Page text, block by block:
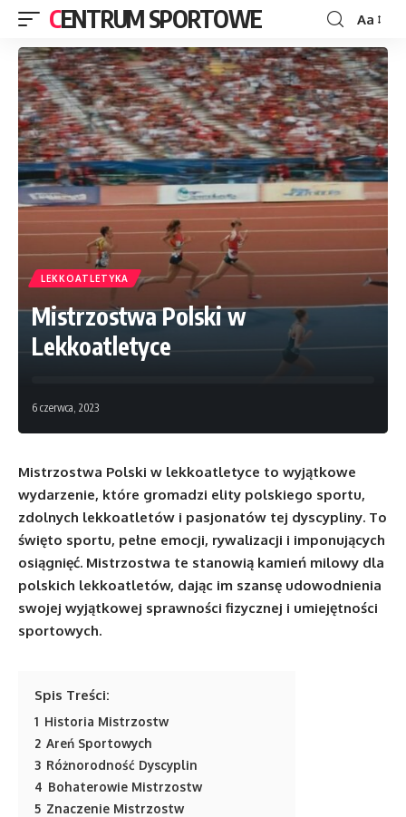
CENTRUM SPORTOWE Aa
LEKKOATLETYKA
Mistrzostwa Polski w
Lekkoatletyce
6 czerwca, 2023
Mistrzostwa Polski w lekkoatletyce to wyjątkowe
wydarzenie, które gromadzi elity polskiego sportu,
zdolnych lekkoatletów i pasjonatów tej dyscypliny. To
święto sportu, pełne emocji, rywalizacji i imponujących
osiągnięć. Mistrzostwa te stanowią kamień milowy dla
polskich lekkoatletów, dając im szansę udowodnienia
swojej wyjątkowej sprawności fizycznej i umiejętności
sportowych.
Spis Treści:
1 Historia Mistrzostw
2 Areń Sportowych
3 Różnorodność Dyscyplin
4 Bohaterowie Mistrzostw
5 Znaczenie Mistrzostw